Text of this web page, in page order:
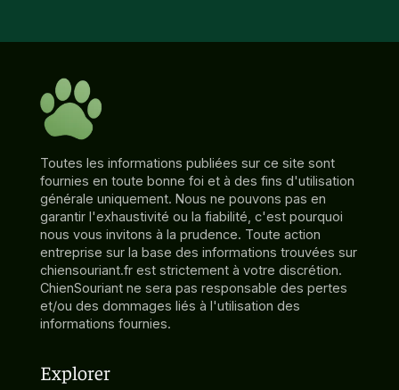
Toutes les informations publiées sur ce site sont
fournies en toute bonne foi et à des fins d'utilisation
générale uniquement. Nous ne pouvons pas en
garantir l'exhaustivité ou la fiabilité, c'est pourquoi
nous vous invitons à la prudence. Toute action
entreprise sur la base des informations trouvées sur
chiensouriant.fr est strictement à votre discrétion.
ChienSouriant ne sera pas responsable des pertes
et/ou des dommages liés à l'utilisation des
informations fournies.
Explorer